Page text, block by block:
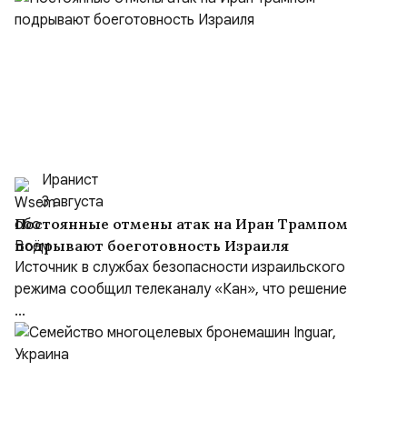
Иранист
3 августа
Постоянные отмены атак на Иран Трампом
подрывают боеготовность Израиля
Источник в службах безопасности израильского
режима сообщил телеканалу «Кан», что решение
...